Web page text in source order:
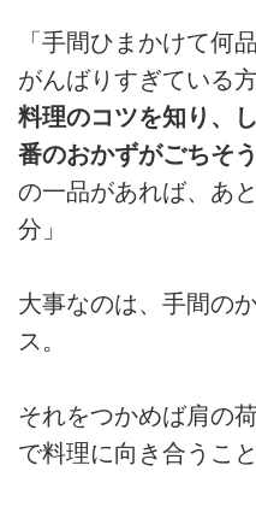
「手間ひまかけて
がんばりすぎている
料理のコツを知り、
番のおかずがごちそ
の一品があれば、あ
分」
大事なのは、手間の
ス。
それをつかめば肩の
で料理に向き合うこ